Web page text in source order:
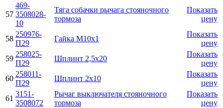
57
469-
3508028-
10
Тяга собачки рычага стояночного
тормоза
Показать
цену
58
250976-
П29
Гайка М10х1
Показать
цену
59
258025-
П29
Шплинт 2,5х20
Показать
цену
60
258011-
П29
Шплинт 2х10
Показать
цену
61
3151-
3508072
Рычаг выключателя стояночного
тормоза
Показать
цену